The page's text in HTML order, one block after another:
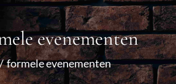
evenementen
formele evenementen